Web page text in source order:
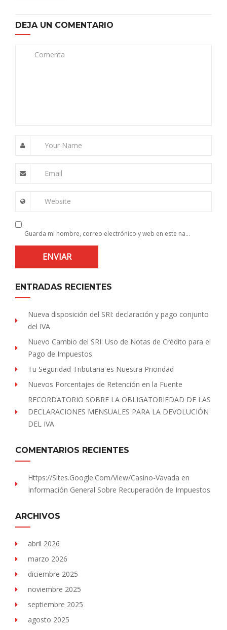
DEJA UN COMENTARIO
Comenta
Your Name
Email
Website
Guarda mi nombre, correo electrónico y web en este navegador para la próxima vez que comente.
ENTRADAS RECIENTES
Nueva disposición del SRI: declaración y pago conjunto
del IVA
Nuevo Cambio del SRI: Uso de Notas de Crédito para el
Pago de Impuestos
Tu Seguridad Tributaria es Nuestra Prioridad
Nuevos Porcentajes de Retención en la Fuente
RECORDATORIO SOBRE LA OBLIGATORIEDAD DE LAS
DECLARACIONES MENSUALES PARA LA DEVOLUCIÓN
DEL IVA
COMENTARIOS RECIENTES
Https://sites.Google.com/view/Casino-Vavada en
Información General Sobre Recuperación de Impuestos
ARCHIVOS
abril 2026
marzo 2026
diciembre 2025
noviembre 2025
septiembre 2025
agosto 2025